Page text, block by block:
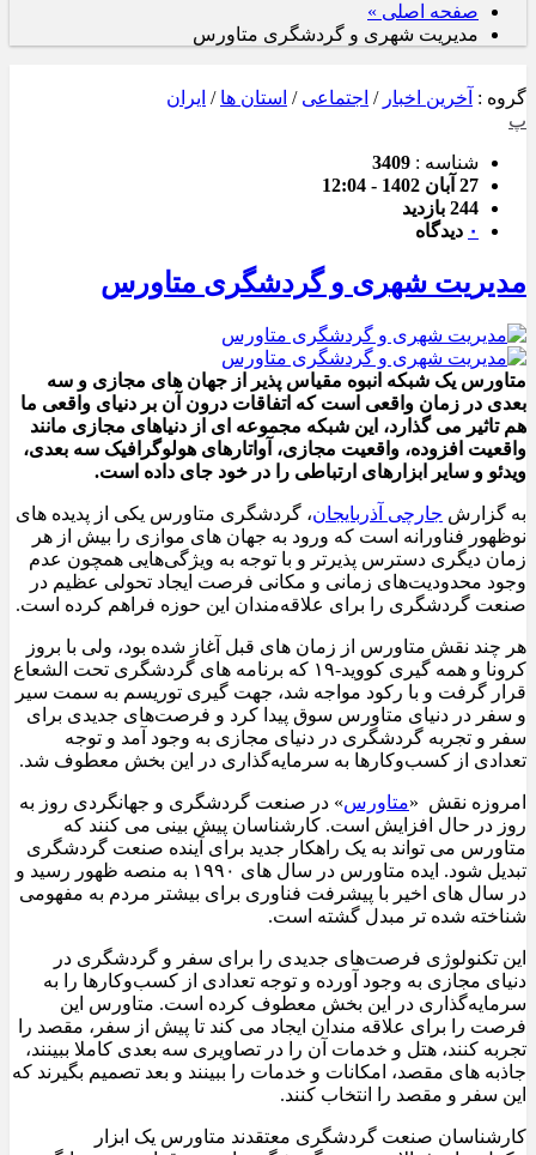
صفحه اصلی »
مدیریت شهری و گردشگری متاورس
گروه : آخرین اخبار / اجتماعی / استان ها / ایران
پ
شناسه : 3409
27 آبان 1402 - 12:04
244 بازدید
۰ دیدگاه
مدیریت شهری و گردشگری متاورس
متاورس یک شبکه انبوه مقیاس پذیر از جهان های مجازی و سه
بعدی در زمان واقعی است که اتفاقات درون آن بر دنیای واقعی ما
هم تاثیر می گذارد، این شبکه مجموعه ای از دنیاهای مجازی مانند
واقعیت افزوده، واقعیت مجازی، آواتارهای هولوگرافیک سه بعدی،
ویدئو و سایر ابزارهای ارتباطی را در خود جای داده است.
به گزارش جارچی آذربایجان، گردشگری متاورس یکی از پدیده های
نوظهور فناورانه است که ورود به جهان‌ های موازی را بیش از هر
زمان دیگری دسترس‌ پذیرتر و با توجه به ویژگی‌هایی همچون عدم
وجود محدودیت‌های زمانی و مکانی فرصت ایجاد تحولی عظیم در
صنعت گردشگری را برای علاقه‌مندان این حوزه فراهم کرده است.
هر چند نقش متاورس از زمان های قبل آغاز شده بود، ولی با بروز
کرونا و همه گیری کووید-۱۹ که برنامه های گردشگری تحت الشعاع
قرار گرفت و با رکود مواجه شد، جهت گیری توریسم به سمت سیر
و سفر در دنیای متاورس سوق پیدا کرد و فرصت‌های جدیدی برای
سفر و تجربه گردشگری در دنیای مجازی به وجود آمد و توجه
تعدادی از کسب‌وکارها به سرمایه‌گذاری در این بخش معطوف شد.
امروزه نقش «متاورس» در صنعت گردشگری و جهانگردی روز به
روز در حال افزایش است. کارشناسان پیش بینی می کنند که
متاورس می تواند به یک راهکار جدید برای آینده‌ صنعت گردشگری
تبدیل شود. ایده متاورس در سال های ۱۹۹۰ به منصه ظهور رسید و
در سال های اخیر با پیشرفت فناوری برای بیشتر مردم به مفهومی
شناخته شده تر مبدل گشته است.
این تکنولوژی فرصت‌های جدیدی را برای سفر و گردشگری در
دنیای مجازی به وجود آورده و توجه تعدادی از کسب‌وکارها را به
سرمایه‌گذاری در این بخش معطوف کرده است. متاورس این
فرصت را برای علاقه مندان ایجاد می کند تا پیش از سفر، مقصد را
تجربه کنند، هتل و خدمات آن را در تصاویری سه بعدی کاملا ببینند،
جاذبه های مقصد، امکانات و خدمات را ببینند و بعد تصمیم بگیرند که
این سفر و مقصد را انتخاب کنند.
کارشناسان صنعت گردشگری معتقدند متاورس یک ابزار